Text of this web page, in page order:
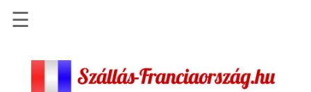
Szállások
☰